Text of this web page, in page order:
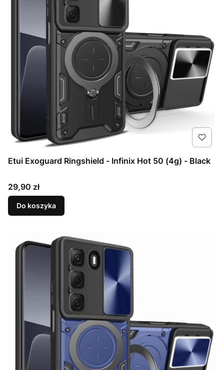
Etui Exoguard Ringshield - Infinix Hot 50 (4g) - Black
Cena
29,90 zł
Do koszyka